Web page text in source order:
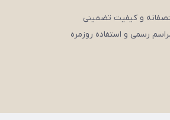
و کیفیت تضمینی
رسمی و استفاده روزمره